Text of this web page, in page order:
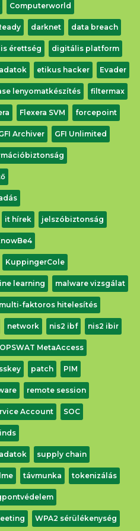
Computerworld
darknet data breach
érettség digitális platform
etikus hacker Evader
lenyomatkészítés filtermax
Flexera SVM forcepoint
Archiver GFI Unlimited
it hírek jelszóbiztonság
KuppingerCole
learning malware vizsgálat
multi-faktoros hitelesítés
network nis2 ibf nis2 ibir
OPSWAT MetaAccess
patch PIM
remote session
Account SOC
supply chain
távmunka tokenizálás
WPA2 sérülékenység